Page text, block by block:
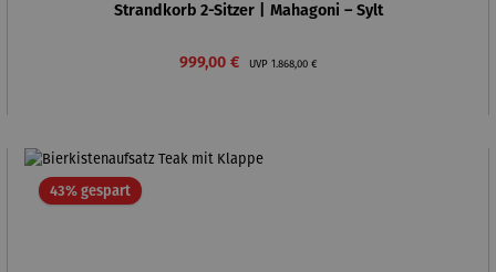
Strandkorb 2-Sitzer | Mahagoni – Sylt
Verkaufspreis:
999,00 € UVP Regulärer Preis:
1.868,00 €
43% gespartRabatt